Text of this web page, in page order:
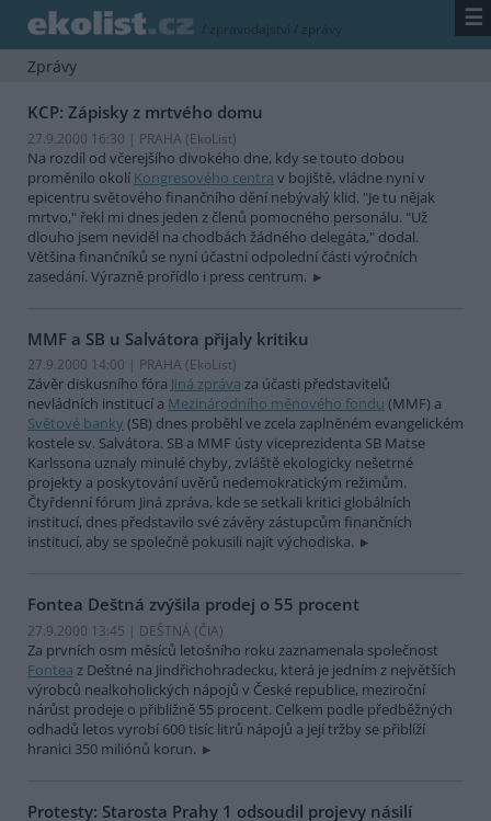
/ zpravodajství / zprávy ☰
Zprávy
KCP: Zápisky z mrtvého domu
27.9.2000 16:30 | PRAHA (EkoList)
Na rozdíl od včerejšího divokého dne, kdy se touto dobou
proměnilo okolí Kongresového centra v bojiště, vládne nyní v
epicentru světového finančního dění nebývalý klid. "Je tu nějak
mrtvo," řekl mi dnes jeden z členů pomocného personálu. "Už
dlouho jsem neviděl na chodbách žádného delegáta," dodal.
Většina finančníků se nyní účastní odpolední části výročních
zasedání. Výrazně prořídlo i press centrum.
MMF a SB u Salvátora přijaly kritiku
27.9.2000 14:00 | PRAHA (EkoList)
Závěr diskusního fóra Jiná zpráva za účasti představitelů
nevládních institucí a Mezinárodního měnového fondu (MMF) a
Světové banky (SB) dnes proběhl ve zcela zaplněném evangelickém
kostele sv. Salvátora. SB a MMF ústy viceprezidenta SB Matse
Karlssona uznaly minulé chyby, zvláště ekologicky nešetrné
projekty a poskytování uvěrů nedemokratickým režimům.
Čtyřdenní fórum Jiná zpráva, kde se setkali kritici globálních
institucí, dnes představilo své závěry zástupcům finančních
institucí, aby se společně pokusili najít východiska.
Fontea Deštná zvýšila prodej o 55 procent
27.9.2000 13:45 | DEŠTNÁ (ČIA)
Za prvních osm měsíců letošního roku zaznamenala společnost
Fontea z Deštné na Jindřichohradecku, která je jedním z největších
výrobců nealkoholických nápojů v České republice, meziroční
nárůst prodeje o přibližně 55 procent. Celkem podle předběžných
odhadů letos vyrobí 600 tisíc litrů nápojů a její tržby se přiblíží
hranici 350 miliónů korun.
Protesty: Starosta Prahy 1 odsoudil projevy násilí